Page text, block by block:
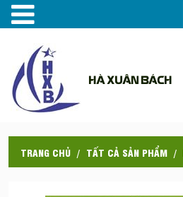
HÀ XUÂN BÁCH
TRANG CHỦ TẤT CẢ SẢN PHẨM